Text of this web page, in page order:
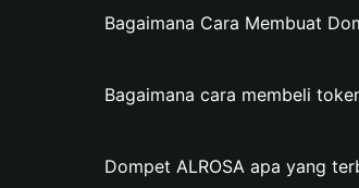
Bagaimana Cara Membuat
Bagaimana cara membeli
Dompet ALROSA apa yang